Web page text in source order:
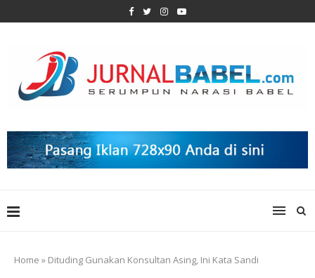
Home » Dituding Gunakan Konsultan Asing, Ini Kata Sandi